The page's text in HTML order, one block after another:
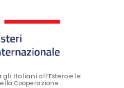
gli Italiani all’Estero e le
Cooperazione